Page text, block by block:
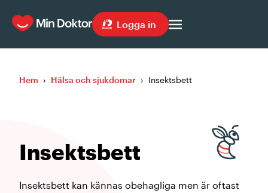
Logga in
Hem › Hälsa och sjukdomar › Insektsbett
Insektsbett
Insektsbett kan kännas obehagliga men är oftast